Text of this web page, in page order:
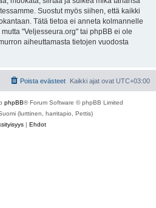
Suostut myös siihen, että kaikki
Tätä tietoa ei anneta kolmannelle
"Veljesseura.org" tai phpBB ei ole
aiheuttamasta tietojen vuodosta
Kaikki ajat ovat UTC+03:00
Poista evästeet
phpBB® Forum Software © phpBB Limited
(lurttinen, harritapio, Pettis)
| Ehdot